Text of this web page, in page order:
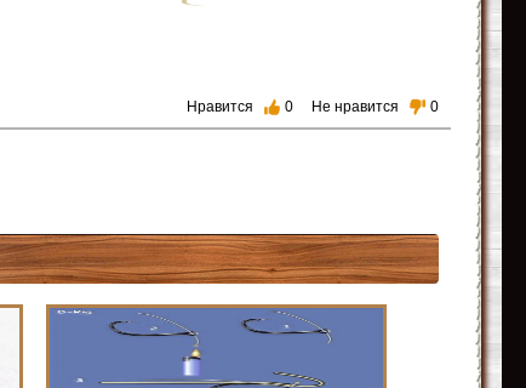
Нравится 0 Не нравится 0